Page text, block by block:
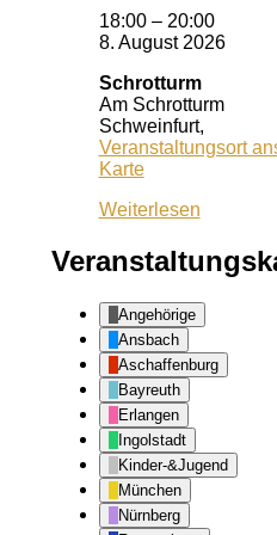
18:00 – 20:00
8. August 2026
Schrotturm
Am Schrotturm
Schweinfurt,
Veranstaltungsort
KarteSchrotturm
Weiterlesen
Angehörige
Ansbach
Aschaffenburg
Bayreuth
Erlangen
Ingolstadt
Kinder-&Jugend
München
Nürnberg